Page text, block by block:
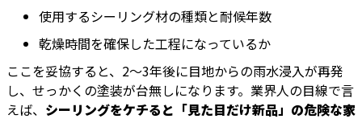
使用するシーリング材の種類と耐候年数
乾燥時間を確保した工程になっているか
ここを妥協すると、2〜3年後に目地からの雨水浸入が再発
し、せっかくの塗装が台無しになります。業界人の目線で言
えば、 シーリングをケチると「見た目だけ新品」の危険な家